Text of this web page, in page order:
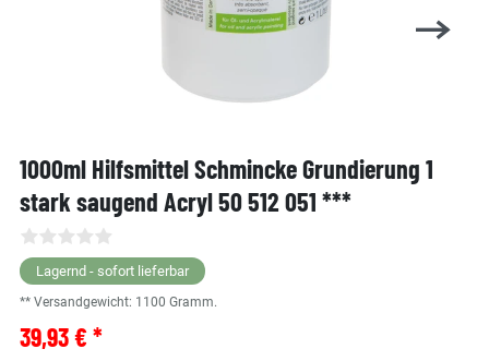
1000ml Hilfsmittel Schmincke Grundierung 1
stark saugend Acryl 50 512 051 ***
Lagernd - sofort lieferbar
** Versandgewicht: 1100 Gramm.
39,93 € *